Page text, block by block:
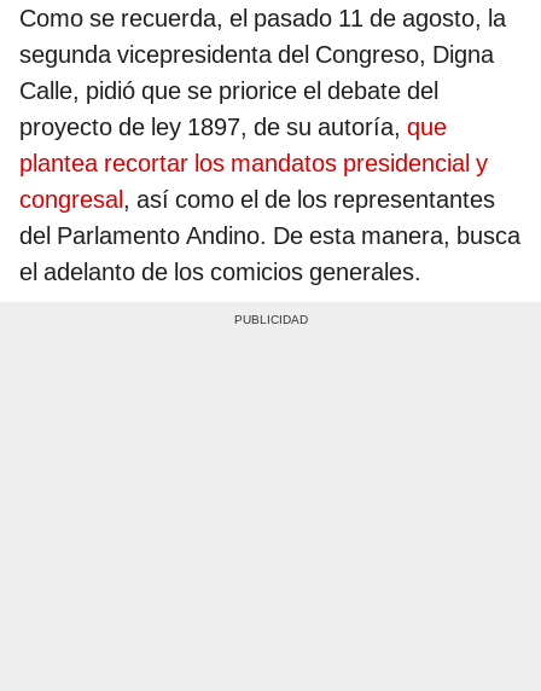
Como se recuerda, el pasado 11 de agosto, la
segunda vicepresidenta del Congreso, Digna
Calle, pidió que se priorice el debate del
proyecto de ley 1897, de su autoría, que
plantea recortar los mandatos presidencial y
congresal, así como el de los representantes
del Parlamento Andino. De esta manera, busca
el adelanto de los comicios generales.